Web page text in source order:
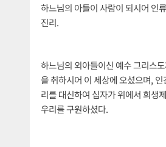
하느님의 아들이 사람이 되시어 인
진리.
하느님의 외아들이신 예수 그리스
을 취하시어 이 세상에 오셨으며,
리를 대신하여 십자가 위에서 희생
우리를 구원하셨다.